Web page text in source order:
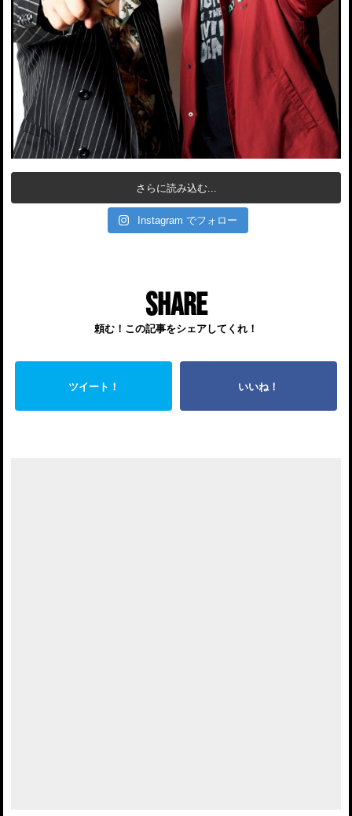
さらに読み込む...
Instagram でフォロー
SHARE
頼む！この記事をシェアしてくれ！
ツイート！ いいね！